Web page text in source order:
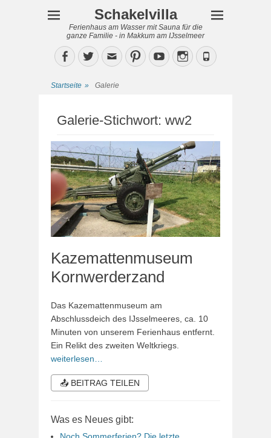
Schakelvilla
Ferienhaus am Wasser mit Sauna für die
ganze Familie - in Makkum am IJsselmeer
Facebook
TwitterEmailPinterestYouTubeInstagram
Phone
Startseite » Galerie
Galerie-Stichwort: ww2
Kazemattenmuseum
Kornwerderzand
Das Kazemattenmuseum am
Abschlussdeich des IJsselmeeres, ca. 10
Minuten von unserem Ferienhaus entfernt.
Ein Relikt des zweiten Weltkriegs.
weiterlesen…
📤 BEITRAG TEILEN
Was es Neues gibt:
Noch Sommerferien? Die letzte